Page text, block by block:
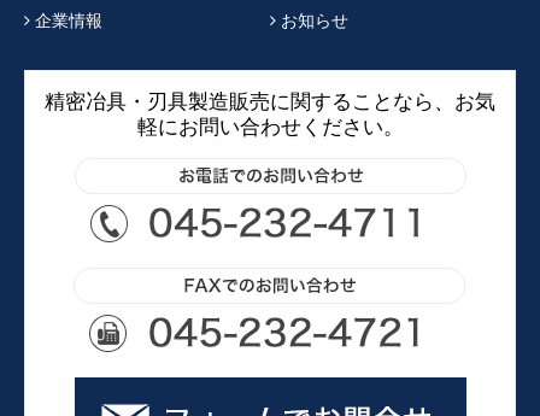
企業情報
お知らせ
精密冶具・刃具製造販売に関することなら、お気
軽にお問い合わせください。